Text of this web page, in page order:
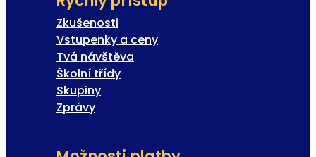
Zkušenosti
Vstupenky a ceny
Tvá návštěva
Školní třídy
Skupiny
Zprávy